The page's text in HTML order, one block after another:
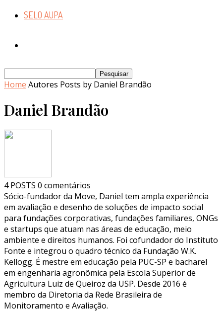
SELO AUPA
Home Autores Posts by Daniel Brandão
Daniel Brandão
4 POSTS 0 comentários
Sócio-fundador da Move, Daniel tem ampla experiência
em avaliação e desenho de soluções de impacto social
para fundações corporativas, fundações familiares, ONGs
e startups que atuam nas áreas de educação, meio
ambiente e direitos humanos. Foi cofundador do Instituto
Fonte e integrou o quadro técnico da Fundação W.K.
Kellogg. É mestre em educação pela PUC-SP e bacharel
em engenharia agronômica pela Escola Superior de
Agricultura Luiz de Queiroz da USP. Desde 2016 é
membro da Diretoria da Rede Brasileira de
Monitoramento e Avaliação.